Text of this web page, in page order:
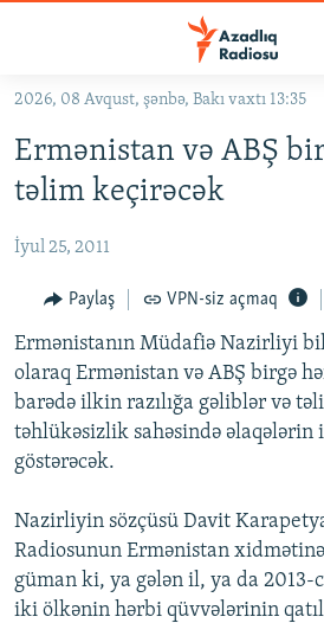
Əsas
qayıt
Əsas
qayıt
KORRUPSIOMETR
#ƏSLINDƏ
FƏRQƏ BAX
QANUNI DOĞRU
ARAŞDIRMA
MULTIMEDIA
VIDEO
FOTOQALEREYA
İNFOQRAFIKA
KARIKATURA
RADIO ARXIV
OXU ZALI
AZƏRBAYCAN ƏDƏBIYYATI KITABXANASI
İSLAM VƏ DEMOKRATIYA
HAQQIMIZDA
MISSIYAMIZ
PEŞƏ ETIKASI VƏ JURNALISTIKA
BIZI IZLƏ
2026, 08 Avqust, şənbə, Bakı vaxtı 13:35
Ermənistan və ABŞ
təlim keçirəcək
İyul 25, 2011
Paylaş VPN-siz açmaq
Ermənistanın Müdafiə Nazirliyi
olaraq Ermənistan və ABŞ birgə
barədə ilkin razılığa gəliblər və
təhlükəsizlik sahəsində
göstərəcək.
Nazirliyin sözçüsü Davit
Radiosunun Ermənistan
güman ki, ya gələn il, ya da
iki ölkənin hərbi qüvvələrinin